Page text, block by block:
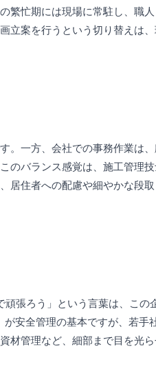
繁忙期には現場に常駐し、職
立案を行うという切り替えは
。一方、会社での事務作業は
のバランス感覚は、施工管理
居住者への配慮や細やかな段
張ろう」という言葉は、こ
安全管理の基本ですが、若
材管理など、細部まで目を光